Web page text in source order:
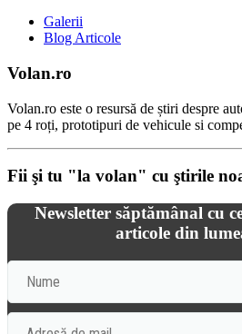
Galerii
Blog Articole
Volan.ro
Volan.ro este o resursă de știri despre
pe 4 roți, prototipuri de vehicule si
Fii şi tu "la volan" cu ştirile
Newsletter săptămânal cu
articole din